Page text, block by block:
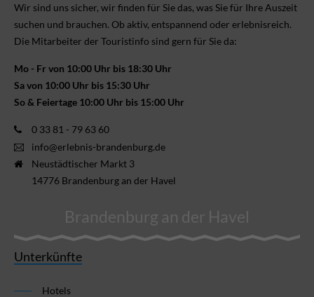
Wir sind uns sicher, wir finden für Sie das, was Sie für Ihre Aus­zeit
suchen und brauchen. Ob aktiv, ent­spannend oder erlebnis­reich.
Die Mitarbeiter der Touristinfo sind gern für Sie da:
Mo - Fr von 10:00 Uhr bis 18:30 Uhr
Sa von 10:00 Uhr bis 15:30 Uhr
So & Feiertage 10:00 Uhr bis 15:00 Uhr
0 33 81 - 79 63 60
info@erlebnis-brandenburg.de
Neustädtischer Markt 3
14776 Brandenburg an der Havel
Brandenburg an der Havel
Unterkünfte
Hotels